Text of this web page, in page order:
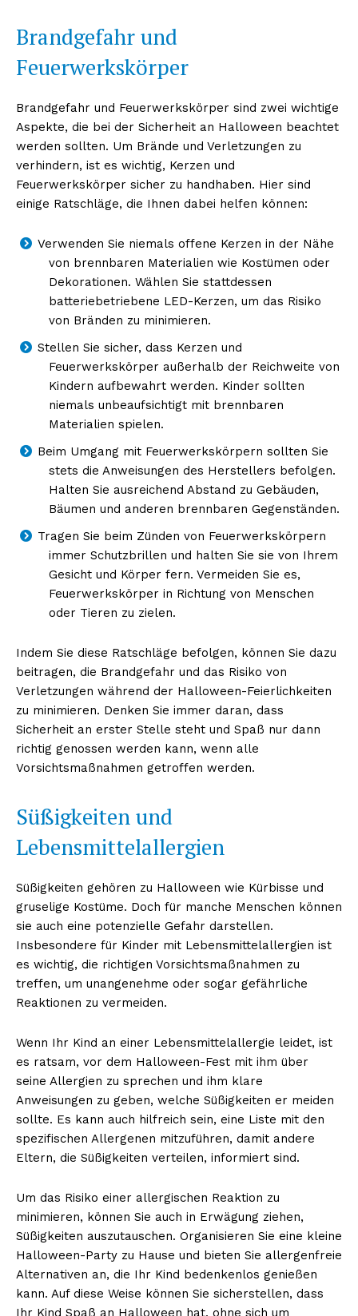
Brandgefahr und
Feuerwerkskörper
Brandgefahr und Feuerwerkskörper sind zwei wichtige
Aspekte, die bei der Sicherheit an Halloween beachtet
werden sollten. Um Brände und Verletzungen zu
verhindern, ist es wichtig, Kerzen und
Feuerwerkskörper sicher zu handhaben. Hier sind
einige Ratschläge, die Ihnen dabei helfen können:
Verwenden Sie niemals offene Kerzen in der Nähe
von brennbaren Materialien wie Kostümen oder
Dekorationen. Wählen Sie stattdessen
batteriebetriebene LED-Kerzen, um das Risiko
von Bränden zu minimieren.
Stellen Sie sicher, dass Kerzen und
Feuerwerkskörper außerhalb der Reichweite von
Kindern aufbewahrt werden. Kinder sollten
niemals unbeaufsichtigt mit brennbaren
Materialien spielen.
Beim Umgang mit Feuerwerkskörpern sollten Sie
stets die Anweisungen des Herstellers befolgen.
Halten Sie ausreichend Abstand zu Gebäuden,
Bäumen und anderen brennbaren Gegenständen.
Tragen Sie beim Zünden von Feuerwerkskörpern
immer Schutzbrillen und halten Sie sie von Ihrem
Gesicht und Körper fern. Vermeiden Sie es,
Feuerwerkskörper in Richtung von Menschen
oder Tieren zu zielen.
Indem Sie diese Ratschläge befolgen, können Sie dazu
beitragen, die Brandgefahr und das Risiko von
Verletzungen während der Halloween-Feierlichkeiten
zu minimieren. Denken Sie immer daran, dass
Sicherheit an erster Stelle steht und Spaß nur dann
richtig genossen werden kann, wenn alle
Vorsichtsmaßnahmen getroffen werden.
Süßigkeiten und
Lebensmittelallergien
Süßigkeiten gehören zu Halloween wie Kürbisse und
gruselige Kostüme. Doch für manche Menschen können
sie auch eine potenzielle Gefahr darstellen.
Insbesondere für Kinder mit Lebensmittelallergien ist
es wichtig, die richtigen Vorsichtsmaßnahmen zu
treffen, um unangenehme oder sogar gefährliche
Reaktionen zu vermeiden.
Wenn Ihr Kind an einer Lebensmittelallergie leidet, ist
es ratsam, vor dem Halloween-Fest mit ihm über
seine Allergien zu sprechen und ihm klare
Anweisungen zu geben, welche Süßigkeiten er meiden
sollte. Es kann auch hilfreich sein, eine Liste mit den
spezifischen Allergenen mitzuführen, damit andere
Eltern, die Süßigkeiten verteilen, informiert sind.
Um das Risiko einer allergischen Reaktion zu
minimieren, können Sie auch in Erwägung ziehen,
Süßigkeiten auszutauschen. Organisieren Sie eine kleine
Halloween-Party zu Hause und bieten Sie allergenfreie
Alternativen an, die Ihr Kind bedenkenlos genießen
kann. Auf diese Weise können Sie sicherstellen, dass
Ihr Kind Spaß an Halloween hat, ohne sich um